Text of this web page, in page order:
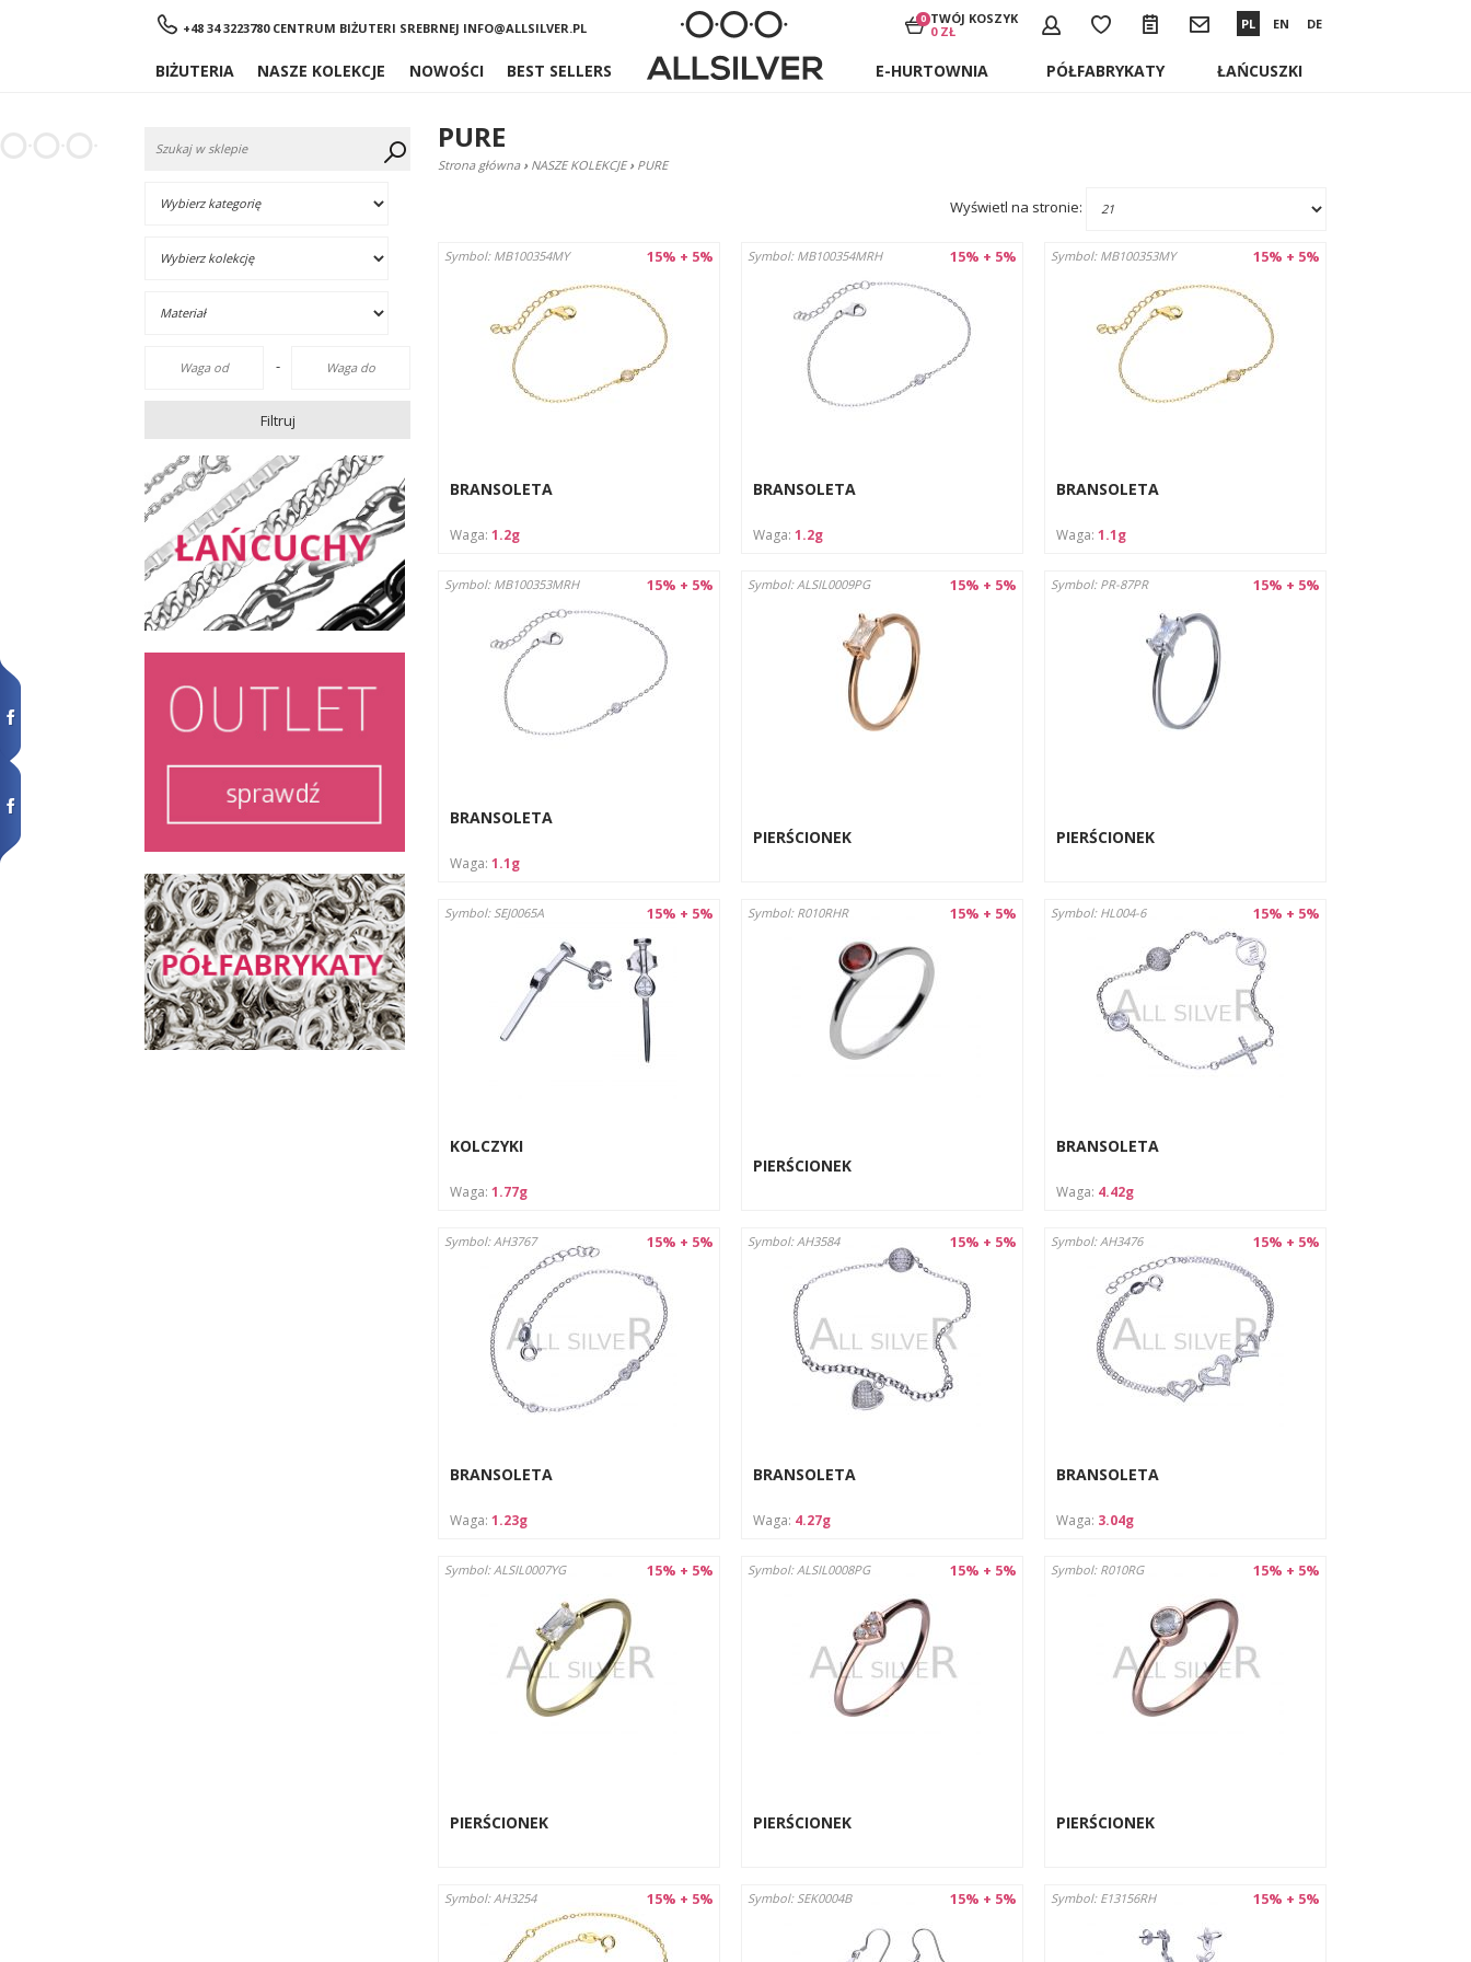
+48 34 3223780 CENTRUM BIŻUTERI SREBRNEJ INFO@ALLSILVER.PL
TWÓJ KOSZYK
0 ZŁ
0 PL EN DE
Menu
BIŻUTERIA NASZE KOLEKCJE NOWOŚCI BEST SELLERS E-HURTOWNIA PÓŁFABRYKATY ŁAŃCUSZKI
-
Filtruj
PURE
Strona główna › NASZE KOLEKCJE › PURE
Wyświetl na stronie:
15% + 5%
Symbol: MB100354MY
BRANSOLETA
Waga: 1.2g
15% + 5%
Symbol: MB100354MRH
BRANSOLETA
Waga: 1.2g
15% + 5%
Symbol: MB100353MY
BRANSOLETA
Waga: 1.1g
15% + 5%
Symbol: MB100353MRH
BRANSOLETA
Waga: 1.1g
15% + 5%
Symbol: ALSIL0009PG
PIERŚCIONEK
15% + 5%
Symbol: PR-87PR
PIERŚCIONEK
15% + 5%
Symbol: SEJ0065A
KOLCZYKI
Waga: 1.77g
15% + 5%
Symbol: R010RHR
PIERŚCIONEK
15% + 5%
Symbol: HL004-6
BRANSOLETA
Waga: 4.42g
15% + 5%
Symbol: AH3767
BRANSOLETA
Waga: 1.23g
15% + 5%
Symbol: AH3584
BRANSOLETA
Waga: 4.27g
15% + 5%
Symbol: AH3476
BRANSOLETA
Waga: 3.04g
15% + 5%
Symbol: ALSIL0007YG
PIERŚCIONEK
15% + 5%
Symbol: ALSIL0008PG
PIERŚCIONEK
15% + 5%
Symbol: R010RG
PIERŚCIONEK
15% + 5%
Symbol: AH3254 15% + 5%
Symbol: SEK0004B 15% + 5%
Symbol: E13156RH